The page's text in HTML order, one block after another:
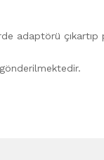
adaptörü çıkartıp